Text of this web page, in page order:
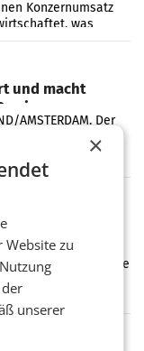
Konzernumsatz
was
gegenüber dem
und macht
AMSTERDAM. Der
operativ
und die
ARA und
POS über
hinweg rücken die
AG (ARA) und der
Initiative
österreichischen
×
zu
unserer